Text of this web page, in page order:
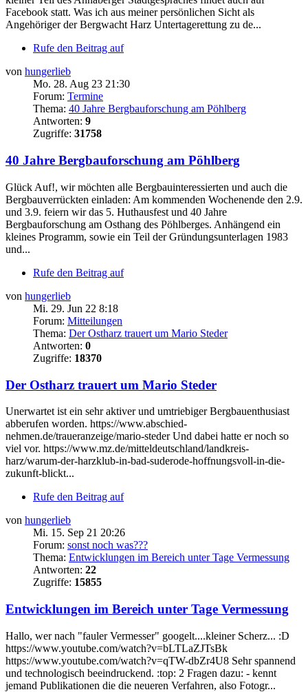
Facebook statt. Was ich aus meiner persönlichen Sicht als
Angehöriger der Bergwacht Harz Untertagerettung zu de...
Rufe den Beitrag auf
von hungerlieb
Mo. 28. Aug 23 21:30
Forum: Termine
Thema: 40 Jahre Bergbauforschung am Pöhlberg
Antworten: 9
Zugriffe: 31758
40 Jahre Bergbauforschung am Pöhlberg
Glück Auf!, wir möchten alle Bergbauinteressierten und auch die
Bergbauverrückten einladen: Am kommenden Wochenende den 2.9.
und 3.9. feiern wir das 5. Huthausfest und 40 Jahre
Bergbauforschung am Osthang des Pöhlberges. Anhängend ein
kleines Programm, sowie ein Teil der Gründungsunterlagen 1983
und...
Rufe den Beitrag auf
von hungerlieb
Mi. 29. Jun 22 8:18
Forum: Mitteilungen
Thema: Der Ostharz trauert um Mario Steder
Antworten: 0
Zugriffe: 18370
Der Ostharz trauert um Mario Steder
Unerwartet ist ein sehr aktiver und umtriebiger Bergbauenthusiast
abberufen worden. https://www.abschied-
nehmen.de/traueranzeige/mario-steder Und dabei hatte er noch so
viel vor. https://www.mz.de/mitteldeutschland/landkreis-
harz/warum-der-harzklub-in-bad-suderode-hoffnungsvoll-in-die-
zukunft-blickt...
Rufe den Beitrag auf
von hungerlieb
Mi. 15. Sep 21 20:26
Forum: sonst noch was???
Thema: Entwicklungen im Bereich unter Tage Vermessung
Antworten: 22
Zugriffe: 15855
Entwicklungen im Bereich unter Tage Vermessung
Hallo, wer nach "fauler Vermesser" googelt....kleiner Scherz... :D
https://www.youtube.com/watch?v=bLTLaZJTsBk
https://www.youtube.com/watch?v=qTW-dbZr4U8 Sehr spannend
und technologisch beeindruckend. :top: 2 Fragen dazu: - kennt
jemand Publikationen die die neueren Verfahren, also Fotogr...